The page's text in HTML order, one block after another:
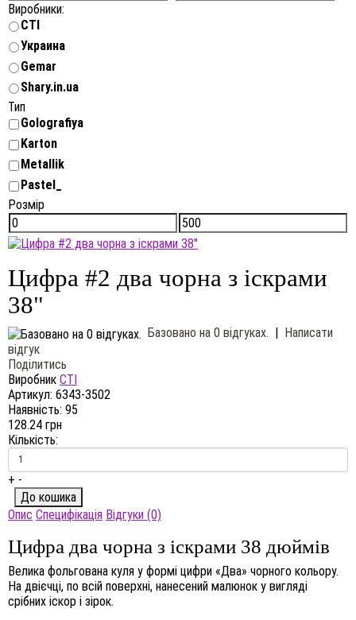
Виробники:
CTI
Украина
Gemar
Shary.in.ua
Тип
Golografiya
Karton
Metallik
Pastel_
Розмір
Цифра #2 два чорна з іскрами
38"
Базовано на 0 відгуках.
Написати
відгук
Поділитись
Виробник CTI
Артикул: 6343-3502
Наявність: 95
128.24 грн
Кількість:
+ -
Опис Специфікація Відгуки (0)
Цифра два чорна з іскрами 38 дюймів
Велика фольгована куля у формі цифри «Два» чорного кольору.
На двієчці, по всій поверхні, нанесений малюнок у вигляді
срібних іскор і зірок.